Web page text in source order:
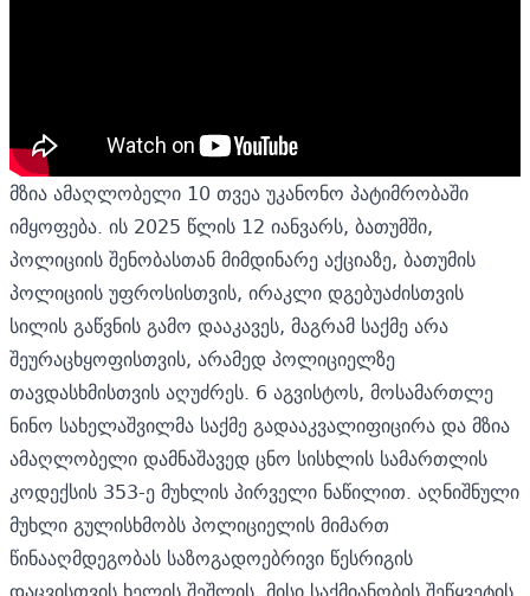
მზია ამაღლობელი 10 თვეა უკანონო პატიმრობაში
იმყოფება. ის 2025 წლის 12 იანვარს, ბათუმში,
პოლიციის შენობასთან მიმდინარე აქციაზე, ბათუმის
პოლიციის უფროსისთვის, ირაკლი დგებუაძისთვის
სილის გაწვნის გამო დააკავეს, მაგრამ საქმე არა
შეურაცხყოფისთვის, არამედ პოლიციელზე
თავდასხმისთვის აღუძრეს. 6 აგვისტოს, მოსამართლე
ნინო სახელაშვილმა საქმე გადააკვალიფიცირა და მზია
ამაღლობელი დამნაშავედ ცნო სისხლის სამართლის
კოდექსის 353-ე მუხლის პირველი ნაწილით. აღნიშნული
მუხლი გულისხმობს პოლიციელის მიმართ
წინააღმდეგობას საზოგადოებრივი წესრიგის